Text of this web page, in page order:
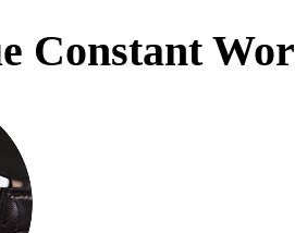
Constant